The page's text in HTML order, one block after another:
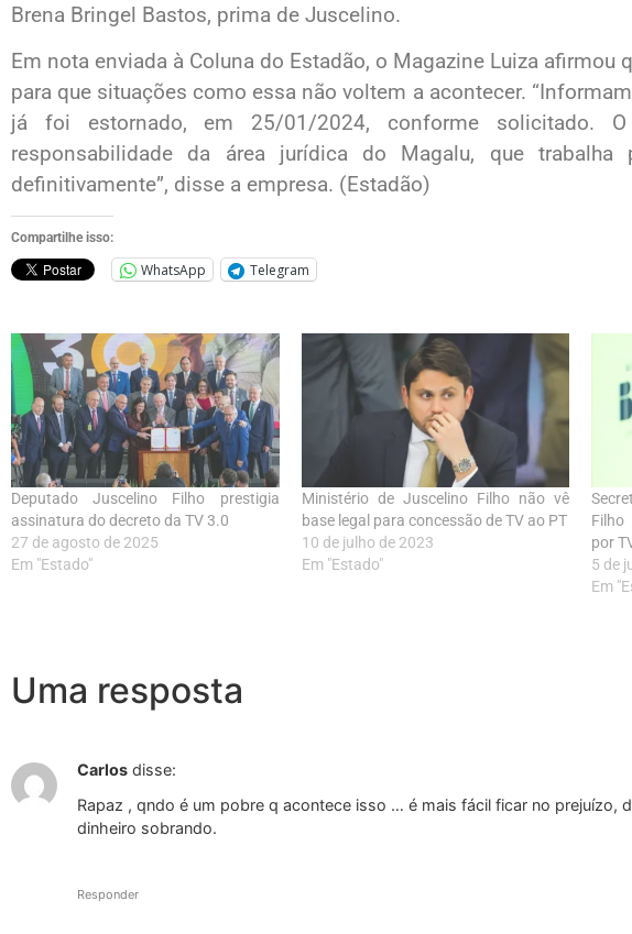
Brena Bringel Bastos, prima de Juscelino.
Em nota enviada à Coluna do Estadão, o Magazine Luiza afirmou
para que situações como essa não voltem a acontecer.
já foi estornado, em 25/01/2024, conforme solicitado.
responsabilidade da área jurídica do Magalu, que
definitivamente”, disse a empresa. (Estadão)
Compartilhe isso:
WhatsApp Telegram
Deputado Juscelino Filho prestigia
assinatura do decreto da TV 3.0
27 de agosto de 2025
Em "Estado"
Ministério de Juscelino Filho não vê
base legal para concessão de TV ao PT
10 de julho de 2023
Em "Estado"
Filho
por
5 de
Em
Uma resposta
Carlos disse:
Rapaz , qndo é um pobre q acontece isso … é mais fácil ficar no prejuízo,
dinheiro sobrando.
Responder